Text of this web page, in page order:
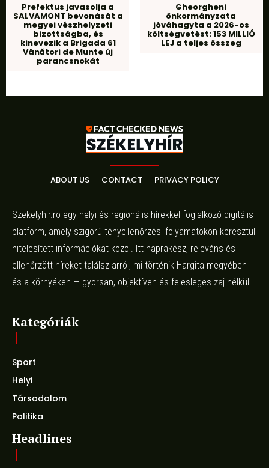
Prefektus javasolja a
SALVAMONT bevonását a
megyei vészhelyzeti
bizottságba, és
kinevezik a Brigada 61
Vânători de Munte új
parancsnokát
Gheorgheni
önkormányzata
jóváhagyta a 2026-os
költségvetést: 153 MILLIÓ
LEJ a teljes összeg
ABOUT US CONTACT PRIVACY POLICY
Szekelyhir.ro egy helyi és regionális hírekkel foglalkozó digitális
platform, amely szigorú tényellenőrzési folyamatokon keresztül
hitelesített információkat közöl. Itt naprakész, releváns és
ellenőrzött híreket találsz arról, mi történik Hargita megyében
és a környéken — gyorsan, objektíven és felesleges zaj nélkül.
Kategóriák
Sport
Helyi
Társadalom
Politika
Headlines